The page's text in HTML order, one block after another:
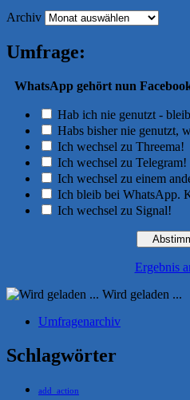
Archiv
Umfrage:
WhatsApp gehört nun
Hab ich nie genutzt -
Habs bisher nie genutzt,
Ich wechsel zu Threema!
Ich wechsel zu Telegram!
Ich wechsel zu einem
Ich bleib bei WhatsApp.
Ich wechsel zu Signal!
Ergebnis
Wird geladen ...
Umfragenarchiv
Schlagwörter
add_action